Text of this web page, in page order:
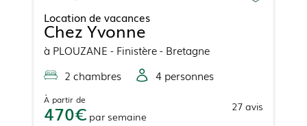
Location de vacances
Chez Yvonne
à PLOUZANE - Finistère - Bretagne
2 chambres 4 personnes
À partir de
470 par semaine
27 avis